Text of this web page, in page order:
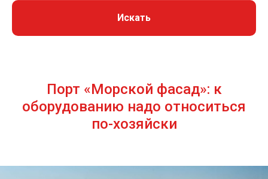
Искать
Порт «Морской фасад»: к
оборудованию надо относиться
по-хозяйски